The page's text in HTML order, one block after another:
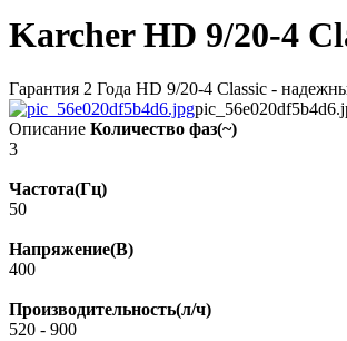
Karcher HD 9/20-4
Гарантия 2 Года HD 9/20-4 Classic -
Описание Количество фаз(~)
3
Частота(Гц)
50
Напряжение(В)
400
Производительность(л/ч)
520 - 900